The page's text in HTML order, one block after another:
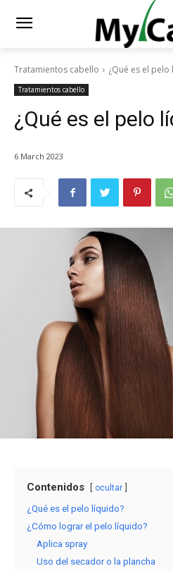
Tratamientos cabello ¿Qué es el
Tratamientos cabello
¿Qué es el pelo
6 March 2023
Contenidos ocultar
¿Qué es el pelo líquido?
¿Cómo lograr el pelo líquido?
Aplica spray
Uso del secador o la plancha